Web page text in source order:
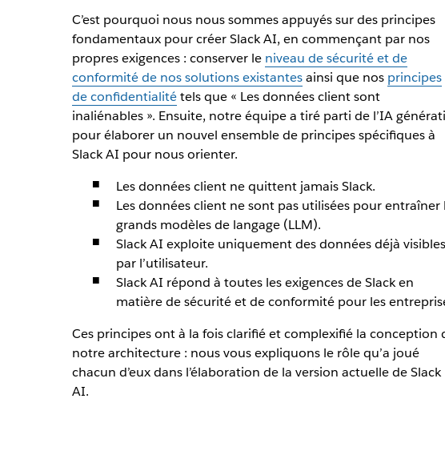
C’est pourquoi nous nous sommes appuyés sur des principes
fondamentaux pour créer Slack AI, en commençant par nos
propres exigences : conserver le niveau de sécurité et de
conformité de nos solutions existantesainsi que nos principes
de confidentialitétels que « Les données client sont
inaliénables ». Ensuite, notre équipe a tiré parti de l’IA
pour élaborer un nouvel ensemble de principes spécifiques à
Slack AI pour nous orienter.
Les données client ne quittent jamais Slack.
Les données client ne sont pas utilisées pour entraîner
grands modèles de langage (LLM).
Slack AI exploite uniquement des données déjà visibles
par l’utilisateur.
Slack AI répond à toutes les exigences de Slack en
matière de sécurité et de conformité pour les
Ces principes ont à la fois clarifié et complexifié la conception
notre architecture : nous vous expliquons le rôle qu’a joué
chacun d’eux dans l’élaboration de la version actuelle de Slack
AI.